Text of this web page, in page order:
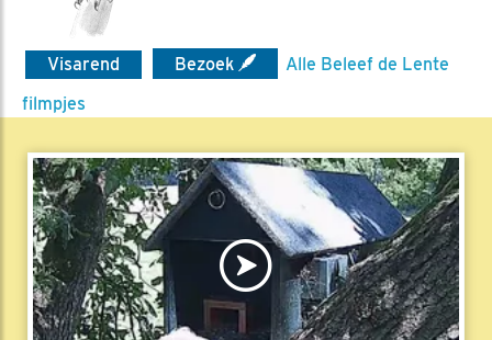
Visarend Bezoek
Alle Beleef de Lente
filmpjes